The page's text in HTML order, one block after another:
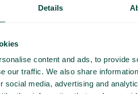
Details
content and ads, to provide
our traffic. We also share
social media, advertising and
verkkosivuilta ja
ilman asennuksia,
laitteistoa. Surffaa
mobiiliverkon liikenteen ja